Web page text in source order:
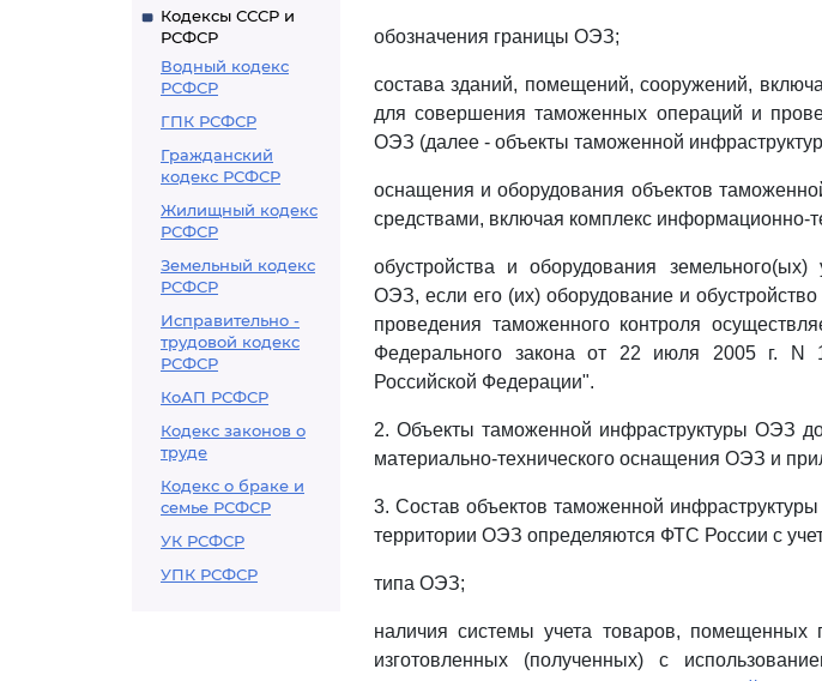
Кодексы СССР и
РСФСР
Водный кодекс
РСФСР
ГПК РСФСР
Гражданский
кодекс РСФСР
Жилищный кодекс
РСФСР
Земельный кодекс
РСФСР
Исправительно -
трудовой кодекс
РСФСР
КоАП РСФСР
Кодекс законов о
труде
Кодекс о браке и
семье РСФСР
УК РСФСР
УПК РСФСР
обозначения границы ОЭЗ;
состава зданий, помещений, сооружений,
для совершения таможенных операций и
ОЭЗ (далее - объекты таможенной
оснащения и оборудования объектов
средствами, включая комплекс информационно-
обустройства и оборудования земельного(ых)
ОЭЗ, если его (их) оборудование и
проведения таможенного контроля
Федерального закона от 22 июля 2005 г. N
Российской Федерации".
2. Объекты таможенной инфраструктуры ОЭЗ
материально-технического оснащения ОЭЗ и
3. Состав объектов таможенной
территории ОЭЗ определяются ФТС России с
типа ОЭЗ;
наличия системы учета товаров,
изготовленных (полученных) с